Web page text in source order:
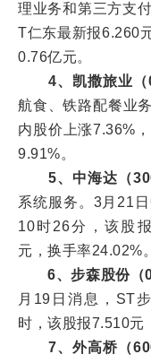
理业务和第三方支
T仁东最新报6.260
0.76亿元。
4、凯撒旅业（
航食、铁路配餐业
内股价上涨7.36%
9.91%。
5、中海达（
系统服务。3月21
10时26分，该股
元，换手率24.02%。
6、步森股份（
月19日消息，ST
时，该股报7.510元
7、外高桥（